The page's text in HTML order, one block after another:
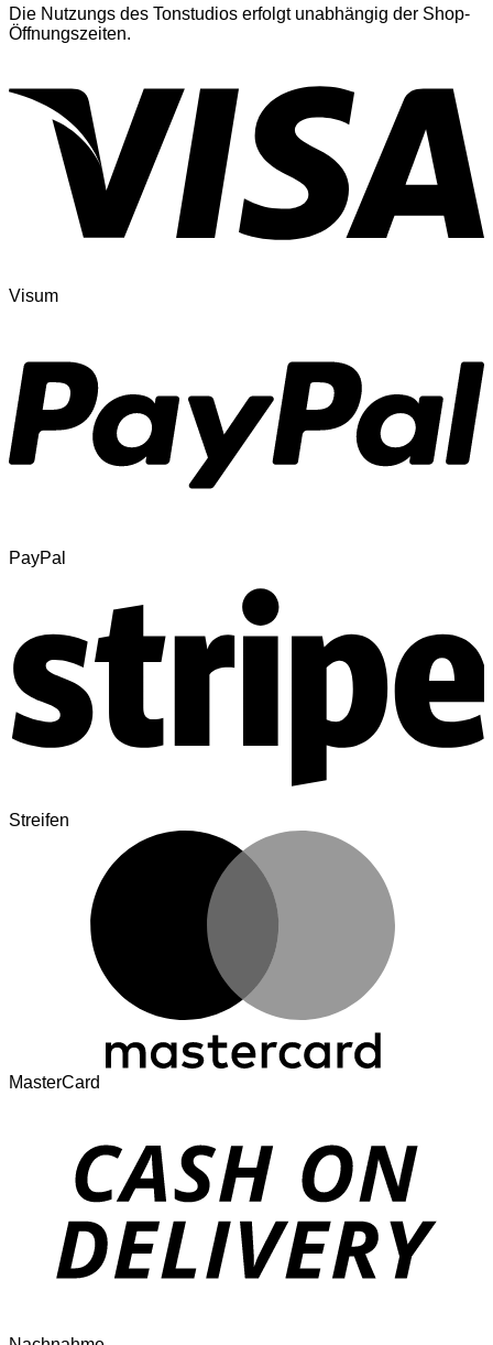
Die Nutzungs des Tonstudios erfolgt unabhängig der Shop-
Öffnungszeiten.
Visum
PayPal
Streifen
MasterCard